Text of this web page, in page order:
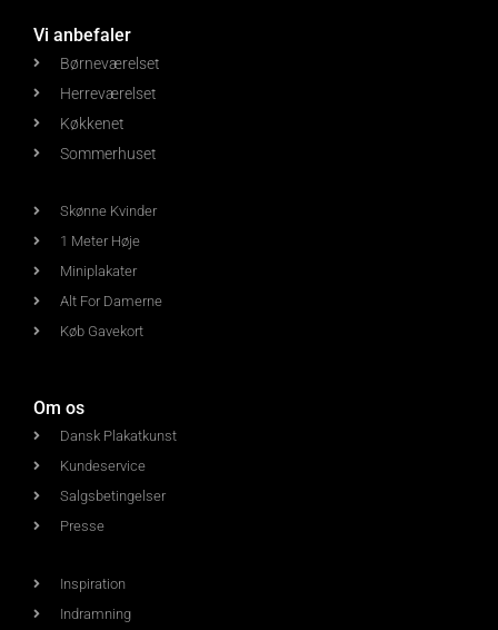
Vi anbefaler
Børneværelset
Herreværelset
Køkkenet
Sommerhuset
Skønne Kvinder
1 Meter Høje
Miniplakater
Alt For Damerne
Køb Gavekort
Om os
Dansk Plakatkunst
Kundeservice
Salgsbetingelser
Presse
Inspiration
Indramning